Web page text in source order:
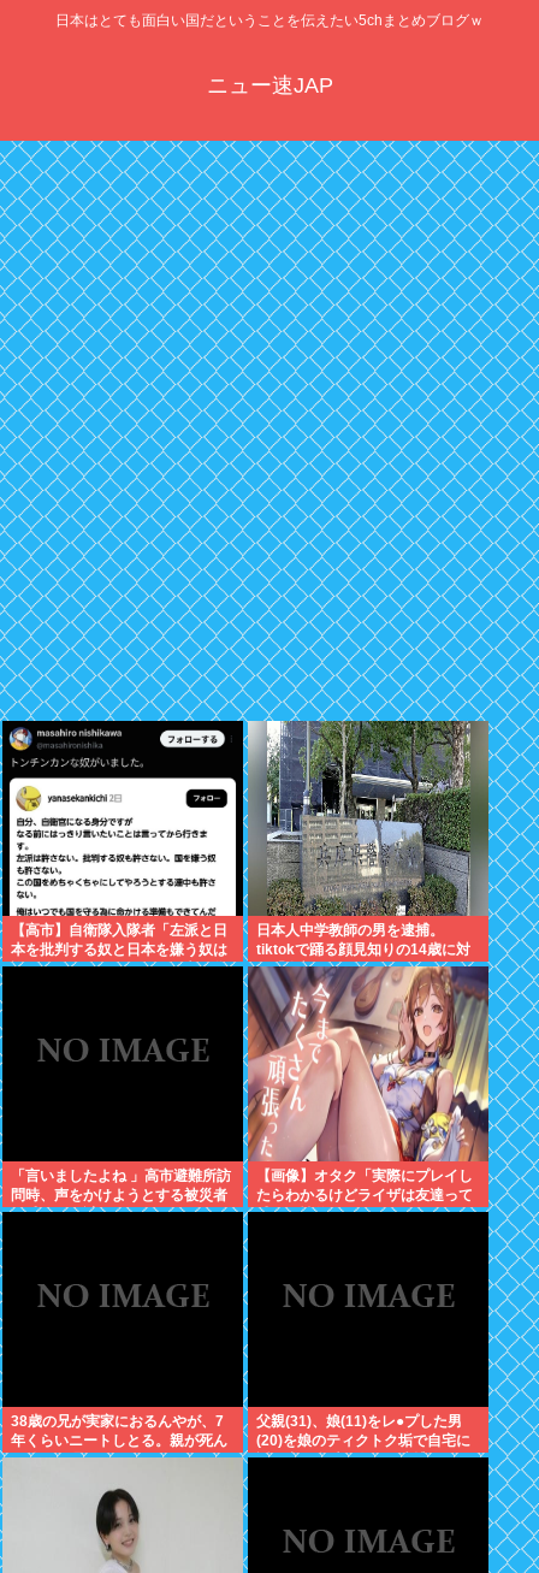
日本はとても面白い国だということを伝えたい5chまとめブログｗ
ニュー速JAP
【高市】自衛隊入隊者「左派と日
本を批判する奴と日本を嫌う奴は
許さない。俺はいつでも国守る為
日本人中学教師の男を逮捕。
tiktokで踊る顔見知りの14歳に対
し「全部見えるように。下も見せ
ていいねんで」とコメント
「言いましたよね 」高市避難所訪
問時、声をかけようとする被災者
を威圧する謎のハゲガードマンが
【画像】オタク「実際にプレイし
たらわかるけどライザは友達って
感じで性的な目では見れないw」
38歳の兄が実家におるんやが、7
年くらいニートしとる。親が死ん
だ後の処理どうしよう
父親(31)、娘(11)をレ●プした男
(20)を娘のティクトク垢で自宅に
誘い出し自助 2人とも逮捕